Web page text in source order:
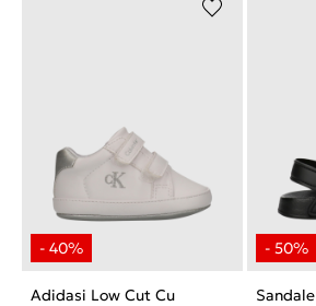
Adidasi Low Cut Cu
Sandale